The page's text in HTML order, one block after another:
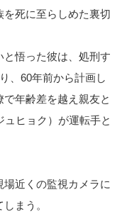
死に至らしめた裏切
悟った彼は、処刑す
、60年前から計画し
年齢差を越え親友と
ヒョク）が運転手と
近くの監視カメラに
まう。